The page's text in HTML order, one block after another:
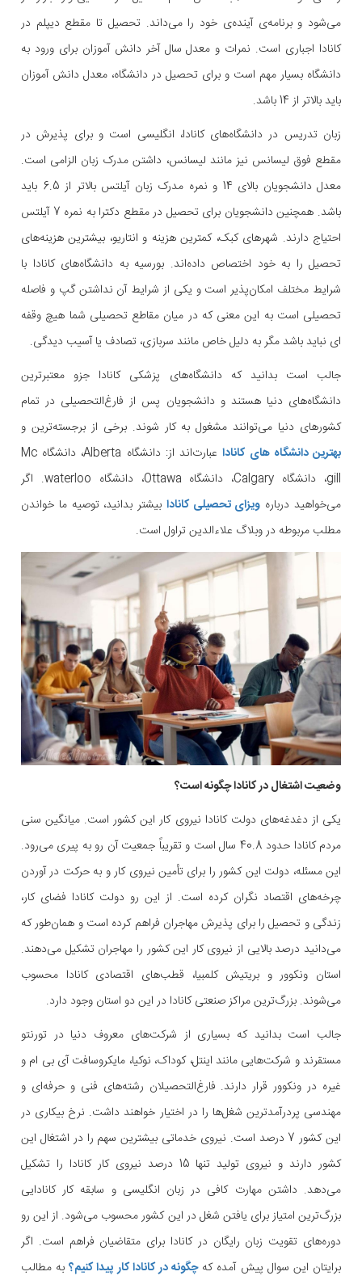
می‌شود و برنامه‌ی آینده‌ی خود را می‌داند. تحصیل تا مقطع دیپلم در
کانادا اجباری است. نمرات و معدل سال آخر دانش آموزان برای ورود به
دانشگاه بسیار مهم است و برای تحصیل در دانشگاه، معدل دانش آموزان
باید بالاتر از 14 باشد.
زبان تدریس در دانشگاه‌های کانادا، انگلیسی است و برای پذیرش در
مقطع فوق لیسانس نیز مانند لیسانس، داشتن مدرک زبان الزامی است.
معدل دانشجویان بالای 14 و نمره مدرک زبان آیلتس بالاتر از 6.5 باید
باشد. همچنین دانشجویان برای تحصیل در مقطع دکترا به نمره 7 آیلتس
احتیاج دارند. شهرهای کبک، کمترین هزینه و انتاریو، بیشترین هزینه‌های
تحصیل را به خود اختصاص داده‌اند. بورسیه به دانشگاه‌های کانادا با
شرایط مختلف امکان‌پذیر است و یکی از شرایط آن نداشتن گپ و فاصله
تحصیلی است به این معنی که در میان مقاطع تحصیلی شما هیچ وقفه
ای نباید باشد مگر به دلیل خاص مانند سربازی، تصادف یا آسیب دیدگی.
جالب است بدانید که دانشگاه‌های پزشکی کانادا جزو معتبرترین
دانشگاه‌های دنیا هستند و دانشجویان پس از فارغ‌التحصیلی در تمام
کشورهای دنیا می‌توانند مشغول به کار شوند. برخی از برجسته‌ترین و
بهترین دانشگاه های کانادا
عبارت‌اند از: دانشگاه Alberta، دانشگاه Mc
gill، دانشگاه Calgary، دانشگاه Ottawa، دانشگاه waterloo. اگر
می‌خواهید درباره ویزای تحصیلی کانادا بیشتر بدانید، توصیه ما خواندن
مطلب مربوطه در وبلاگ علاءالدین تراول است.
وضعیت اشتغال در کانادا چگونه است؟
یکی از دغدغه‌های دولت کانادا نیروی کار این کشور است. میانگین سنی
مردم کانادا حدود 40.8 سال است و تقریباً جمعیت آن رو به پیری می‌رود.
این مسئله، دولت این کشور را برای تأمین نیروی کار و به حرکت در آوردن
چرخه‌های اقتصاد نگران کرده است. از این رو دولت کانادا فضای کار،
زندگی و تحصیل را برای پذیرش مهاجران فراهم کرده است و همان‌طور که
می‌دانید درصد بالایی از نیروی کار این کشور را مهاجران تشکیل می‌دهند.
استان ونکوور و بریتیش کلمبیا، قطب‌های اقتصادی کانادا محسوب
می‌شوند. بزرگ‌ترین مراکز صنعتی کانادا در این دو استان وجود دارد.
جالب است بدانید که بسیاری از شرکت‌های معروف دنیا در تورنتو
مستقرند و شرکت‌هایی مانند اینتل، کوداک، نوکیا، مایکروسافت آی بی ام و
غیره در ونکوور قرار دارند. فارغ‌التحصیلان رشته‌های فنی و حرفه‌ای و
مهندسی پردرآمدترین شغل‌ها را در اختیار خواهند داشت. نرخ بیکاری در
این کشور 7 درصد است. نیروی خدماتی بیشترین سهم را در اشتغال این
کشور دارند و نیروی تولید تنها 15 درصد نیروی کار کانادا را تشکیل
می‌دهد. داشتن مهارت کافی در زبان انگلیسی و سابقه کار کانادایی
بزرگ‌ترین امتیاز برای یافتن شغل در این کشور محسوب می‌شود. از این رو
دوره‌های تقویت زبان رایگان در کانادا برای متقاضیان فراهم است. اگر
برایتان این سوال پیش آمده کهچگونه در کانادا کار پیدا کنیم؟به مطالب